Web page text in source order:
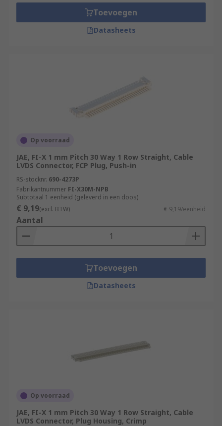
one or multiple wires and receptacles. This type
of housing is fitted with a ground plate to
reinforce the ground function. They are
Toevoegen
Datasheets
Op voorraad
JAE, FI-X 1 mm Pitch 30 Way 1 Row Straight, Cable
LVDS Connector, FCP Plug, Push-in
RS-stocknr. 690-4273P
Fabrikantnummer FI-X30M-NPB
Subtotaal 1 eenheid (geleverd in een doos)
€ 9,19(excl. BTW) € 9,19/eenheid
Aantal
Toevoegen
Datasheets
Op voorraad
JAE, FI-X 1 mm Pitch 30 Way 1 Row Straight, Cable
LVDS Connector, Plug Housing, Crimp